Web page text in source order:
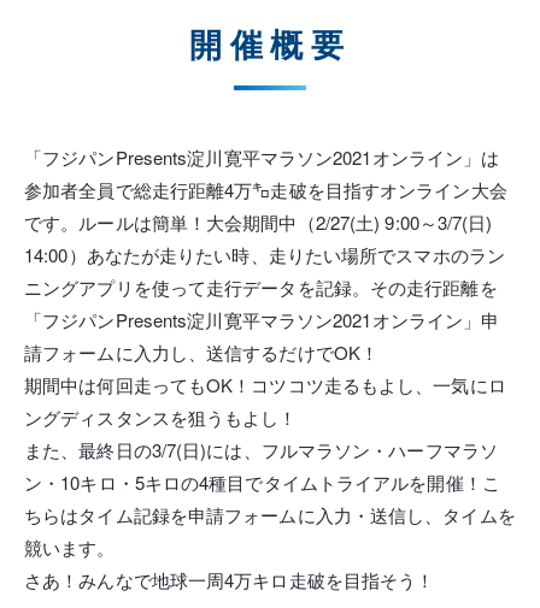
開催概要
「フジパンPresents淀川寛平マラソン2021オンライン」は
参加者全員で総走行距離4万㌔走破を目指すオンライン大会
です。ルールは簡単！大会期間中（2/27(土) 9:00～3/7(日)
14:00）あなたが走りたい時、走りたい場所でスマホのラン
ニングアプリを使って走行データを記録。その走行距離を
「フジパンPresents淀川寛平マラソン2021オンライン」申
請フォームに入力し、送信するだけでOK！
期間中は何回走ってもOK！コツコツ走るもよし、一気にロ
ングディスタンスを狙うもよし！
また、最終日の3/7(日)には、フルマラソン・ハーフマラソ
ン・10キロ・5キロの4種目でタイムトライアルを開催！こ
ちらはタイム記録を申請フォームに入力・送信し、タイムを
競います。
さあ！みんなで地球一周4万キロ走破を目指そう！